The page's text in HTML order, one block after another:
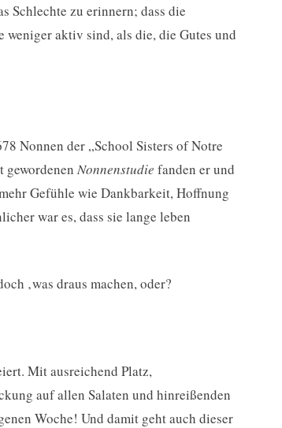
Schlechte zu erinnern; dass die
aktiv sind, als die, die Gutes und
Nonnen der „School Sisters of Notre
gewordenen Nonnenstudie fanden er und
Gefühle wie Dankbarkeit, Hoffnung
war es, dass sie lange leben
‚was draus machen, oder?
Mit ausreichend Platz,
auf allen Salaten und hinreißenden
Woche! Und damit geht auch dieser